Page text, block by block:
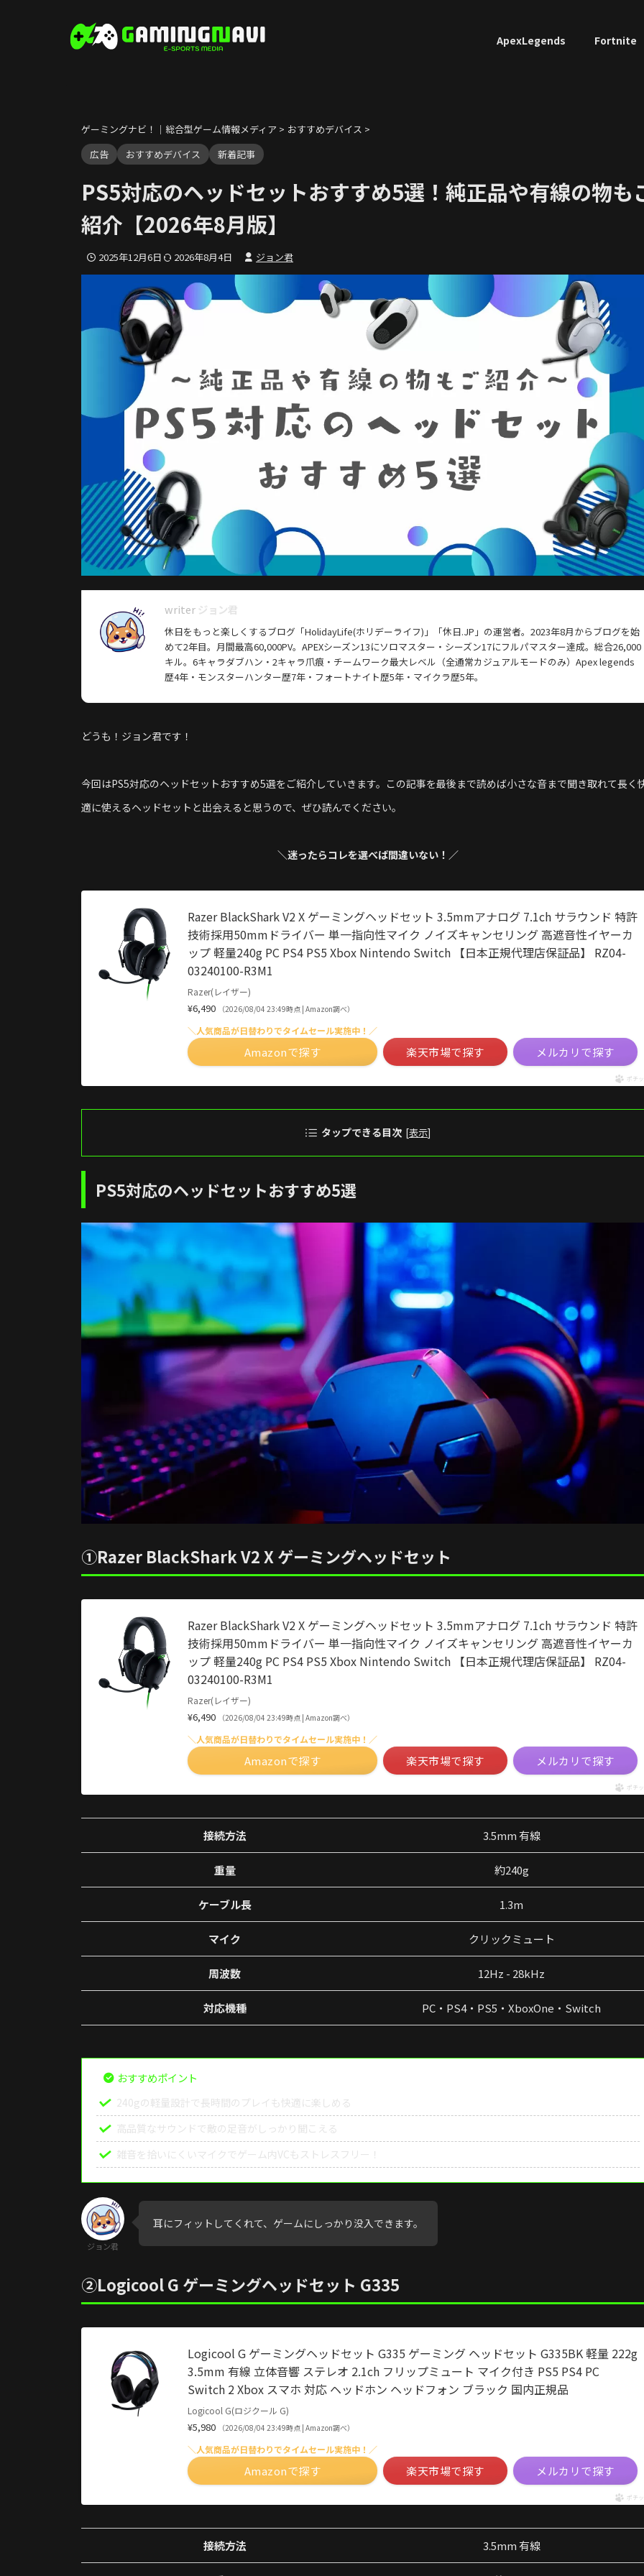
ApexLegends Fortnite
ゲーミングナビ！｜総合型ゲーム情報メディア > おすすめデバイス >
広告
おすすめデバイス 新着記事
PS5対応のヘッドセットおすすめ5選！純正品や有線の物も
紹介【2026年8月版】
2025年12月6日 2026年8月4日 ジョン君
ジョン君
休日をもっと楽しくするブログ「HolidayLife(ホリデーライフ)」「休日.JP」の運営者。2023年8月からブログを始
めて2年目。月間最高60,000PV。APEXシーズン13にソロマスター・シーズン17にフルパマスター達成。総合26,000
キル。6キャラダブハン・2キャラ爪痕・チームワーク最大レベル（全通常カジュアルモードのみ）Apex legends
歴4年・モンスターハンター歴7年・フォートナイト歴5年・マイクラ歴5年。
どうも！ジョン君です！
今回はPS5対応のヘッドセットおすすめ5選をご紹介していきます。この記事を最後まで読めば小さな音まで聞き取れて長く
適に使えるヘッドセットと出会えると思うので、ぜひ読んでください。
＼迷ったらコレを選べば間違いない！／
Razer BlackShark V2 X ゲーミングヘッドセット 3.5mmアナログ 7.1ch サラウンド 特許
技術採用50mmドライバー 単一指向性マイク ノイズキャンセリング 高遮音性イヤーカ
ップ 軽量240g PC PS4 PS5 Xbox Nintendo Switch 【日本正規代理店保証品】 RZ04-
03240100-R3M1
Razer(レイザー)
¥6,490 （2026/08/04 23:49時点 | Amazon調べ）
＼人気商品が日替わりでタイムセール実施中！／
Amazonで探す 楽天市場で探す メルカリで探す
ポチ
タップできる目次 [表示]
PS5対応のヘッドセットおすすめ5選
①Razer BlackShark V2 X ゲーミングヘッドセット
Razer BlackShark V2 X ゲーミングヘッドセット 3.5mmアナログ 7.1ch サラウンド 特許
技術採用50mmドライバー 単一指向性マイク ノイズキャンセリング 高遮音性イヤーカ
ップ 軽量240g PC PS4 PS5 Xbox Nintendo Switch 【日本正規代理店保証品】 RZ04-
03240100-R3M1
Razer(レイザー)
¥6,490 （2026/08/04 23:49時点 | Amazon調べ）
＼人気商品が日替わりでタイムセール実施中！／
Amazonで探す 楽天市場で探す メルカリで探す
ポチ
接続方法 3.5mm 有線
重量 約240g
ケーブル長 1.3m
マイク クリックミュート
周波数 12Hz - 28kHz
対応機種 PC・PS4・PS5・XboxOne・Switch
おすすめポイント
240gの軽量設計で長時間のプレイも快適に楽しめる
高品質なサウンドで敵の足音がしっかり聞こえる
雑音を拾いにくいマイクでゲーム内VCもストレスフリー！
ジョン君
耳にフィットしてくれて、ゲームにしっかり没入できます。
②Logicool G ゲーミングヘッドセット G335
Logicool G ゲーミングヘッドセット G335 ゲーミング ヘッドセット G335BK 軽量 222g
3.5mm 有線 立体音響 ステレオ 2.1ch フリップミュート マイク付き PS5 PS4 PC
Switch 2 Xbox スマホ 対応 ヘッドホン ヘッドフォン ブラック 国内正規品
Logicool G(ロジクール G)
¥5,980 （2026/08/04 23:49時点 | Amazon調べ）
＼人気商品が日替わりでタイムセール実施中！／
Amazonで探す 楽天市場で探す メルカリで探す
ポチ
接続方法 3.5mm 有線